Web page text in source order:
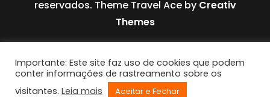
reservados. Theme Travel Ace by Creativ
Themes
Importante: Este site faz uso de cookies que podem
conter informações de rastreamento sobre os
visitantes. Leia mais Aceitar e Fechar
UltimatelySocial